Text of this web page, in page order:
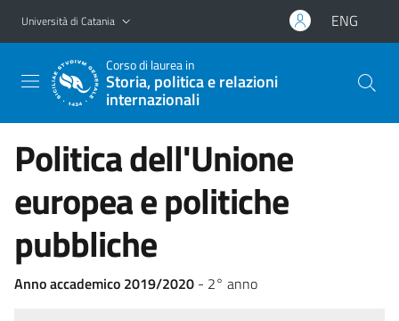
Vai al contenuto principale
Vai al menu di navigazione
Università di Catania ENG
Corso di laurea in
Storia, politica e relazioni
internazionali
Politica dell'Unione
europea e politiche
pubbliche
Anno accademico 2019/2020 - 2° anno